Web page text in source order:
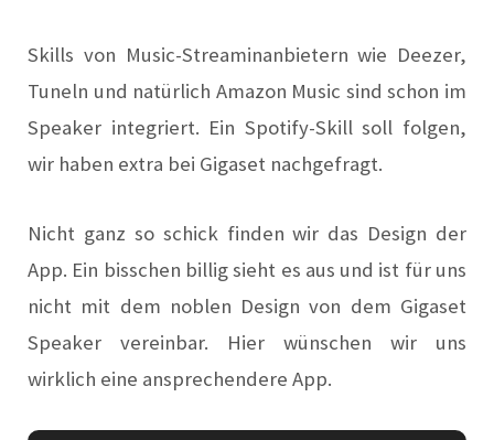
Skills von Music-Streaminanbietern wie Deezer,
Tuneln und natürlich Amazon Music sind schon im
Speaker integriert. Ein Spotify-Skill soll folgen,
wir haben extra bei Gigaset nachgefragt.
Nicht ganz so schick finden wir das Design der
App. Ein bisschen billig sieht es aus und ist für uns
nicht mit dem noblen Design von dem Gigaset
Speaker vereinbar. Hier wünschen wir uns
wirklich eine ansprechendere App.